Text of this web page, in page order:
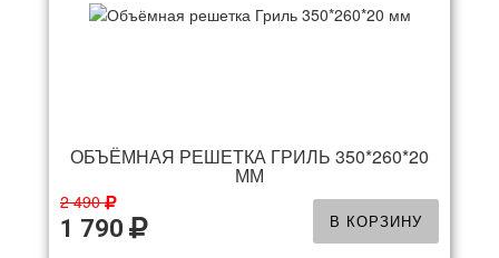
ОБЪЁМНАЯ РЕШЕТКА ГРИЛЬ 350*260*20
ММ
2 490
1 790 В КОРЗИНУ